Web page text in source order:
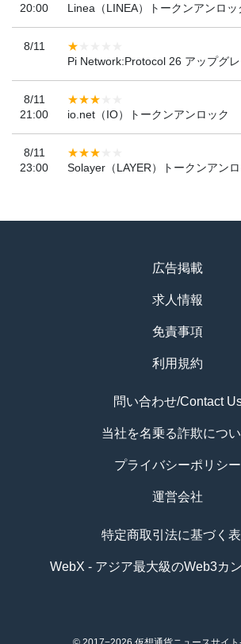
20:00
Linea（LINEA）トークンアンロッ
8/11
Pi Network:Protocol 26 アップグ
8/11
21:00
io.net（IO）トークンアンロック
8/11
23:00
Solayer（LAYER）トークンアン
広告掲載
求人情報
免責事項
利用規約
問い合わせ/Contact
当社を名乗る詐欺につ
プライバシーポリシー
運営会社
特定商取引法に基づく
WebX - アジア最大級のWeb3カ